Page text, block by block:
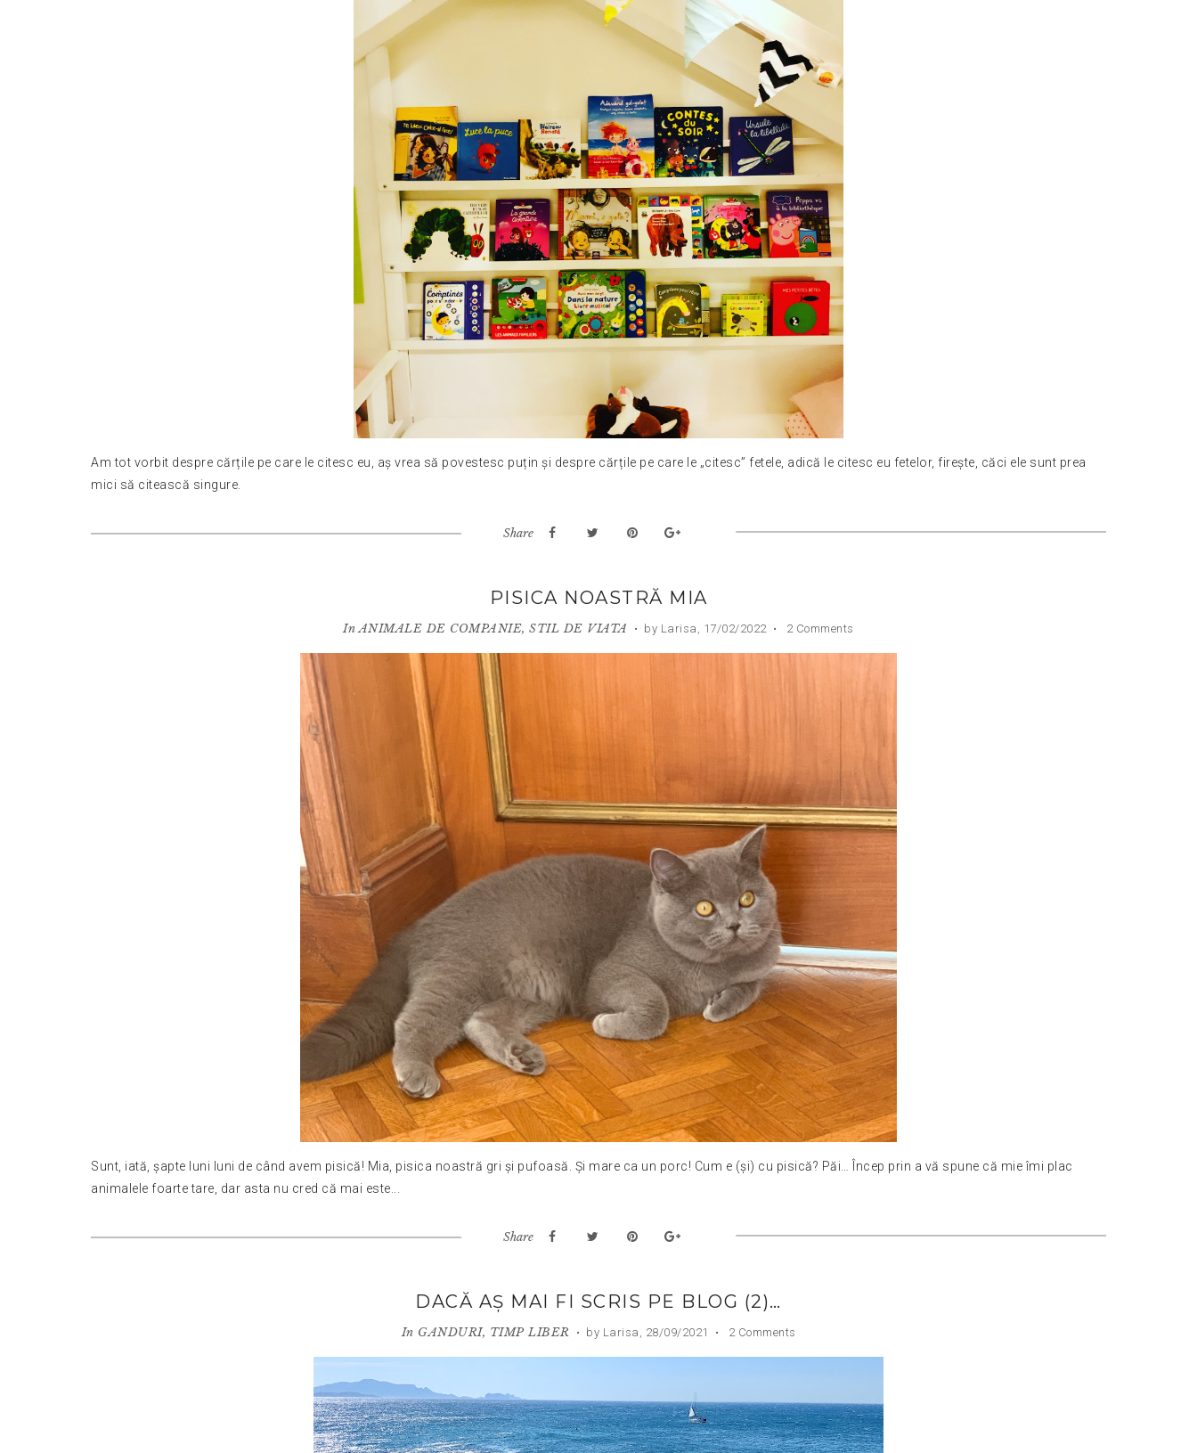
Am tot vorbit despre cărțile pe care le citesc eu, aș vrea să povestesc puțin și despre cărțile pe care le „citesc” fetele, adică le citesc eu fetelor, firește, căci ele sunt prea
mici să citească singure.
Share
PISICA NOASTRĂ MIA
InANIMALE DE COMPANIE,STIL DE VIATA • by Larisa, 17/02/2022 • 2 Comments
Sunt, iată, șapte luni luni de când avem pisică! Mia, pisica noastră gri și pufoasă. Și mare ca un porc! Cum e (și) cu pisică? Păi… Încep prin a vă spune că mie îmi plac
animalele foarte tare, dar asta nu cred că mai este...
Share
DACĂ AȘ MAI FI SCRIS PE BLOG (2)…
In GANDURI, TIMP LIBER • by Larisa, 28/09/2021 • 2 Comments